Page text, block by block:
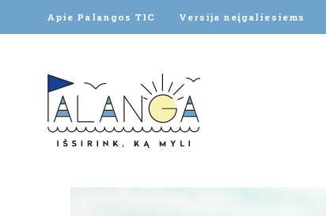
Apie Palangos TIC Versija neįgaliesiems